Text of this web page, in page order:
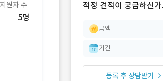
지원자 수
5명
적정 견적이 궁금하신가
금액
기간
등록 후 상담받기